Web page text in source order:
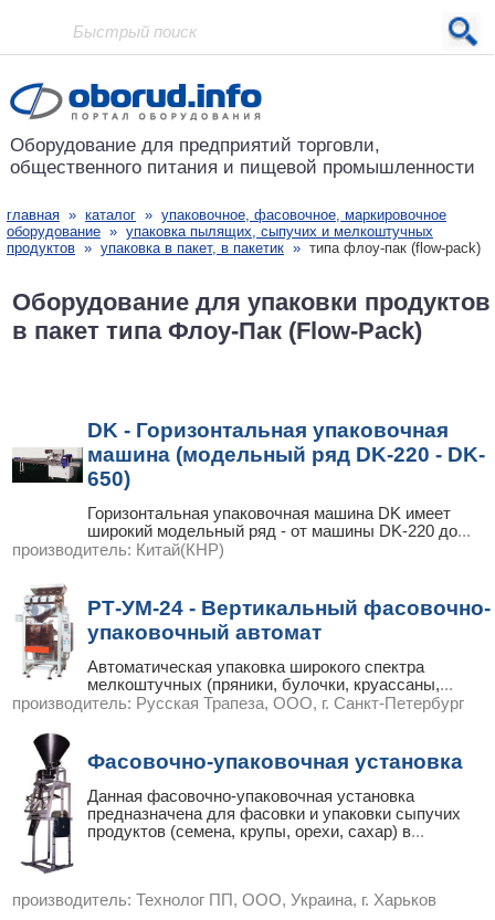
Проект основан в 2001 году
Оборудование для предприятий торговли,
общественного питания и пищевой промышленности
главная » каталог » упаковочное, фасовочное, маркировочное
оборудование » упаковка пылящих, сыпучих и мелкоштучных
продуктов » упаковка в пакет, в пакетик » типа флоу-пак (flow-pack)
Оборудование для упаковки продуктов
в пакет типа Флоу-Пак (Flow-Pack)
DK - Горизонтальная упаковочная
машина (модельный ряд DK-220 - DK-
650)
Горизонтальная упаковочная машина DK имеет
широкий модельный ряд - от машины DK-220 до...
производитель: Китай(КНР)
РТ-УМ-24 - Вертикальный фасовочно-
упаковочный автомат
Автоматическая упаковка широкого спектра
мелкоштучных (пряники, булочки, круассаны,...
производитель: Русская Трапеза, ООО, г. Санкт-Петербург
Фасовочно-упаковочная установка
Данная фасовочно-упаковочная установка
предназначена для фасовки и упаковки сыпучих
продуктов (семена, крупы, орехи, сахар) в...
производитель: Технолог ПП, ООО, Украина, г. Харьков